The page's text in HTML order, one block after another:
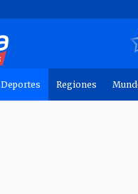
Deportes Regiones